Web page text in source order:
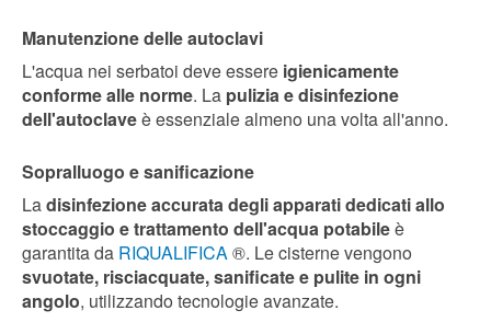
Manutenzione delle autoclavi
L'acqua nei serbatoi deve essere igienicamente
conforme alle norme. La pulizia e disinfezione
dell'autoclaveè essenziale almeno una volta all'anno.
Sopralluogo e sanificazione
Ladisinfezione accurata degli apparati dedicati allo
stoccaggio e trattamento dell'acqua potabileè
garantita da RIQUALIFICA®. Le cisterne vengono
svuotate, risciacquate, sanificate e pulite in ogni
angolo, utilizzando tecnologie avanzate.